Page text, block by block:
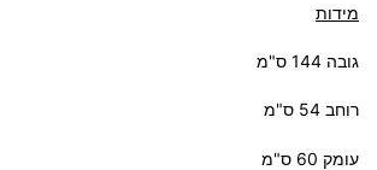
מידות
גובה 144 ס"מ
רוחב 54 ס"מ
עומק 60 ס"מ